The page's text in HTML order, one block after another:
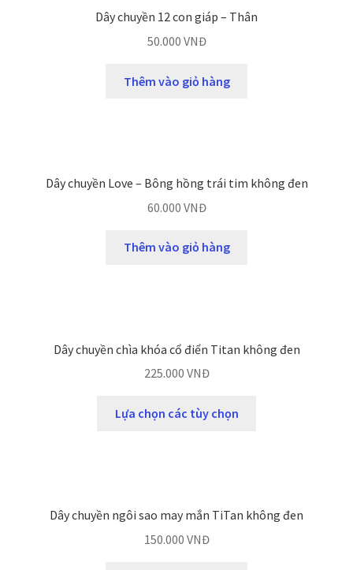
Dây chuyền 12 con giáp – Thân
50.000 VNĐ
Thêm vào giỏ hàng
Dây chuyền Love – Bông hồng trái tim không đen
60.000 VNĐ
Thêm vào giỏ hàng
Dây chuyền chìa khóa cổ điển Titan không đen
225.000 VNĐ
Lựa chọn các tùy chọn
Dây chuyền ngôi sao may mắn TiTan không đen
150.000 VNĐ